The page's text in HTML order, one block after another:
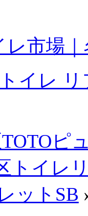
レ市場
トイレ
ピ
トイレ
ットSB